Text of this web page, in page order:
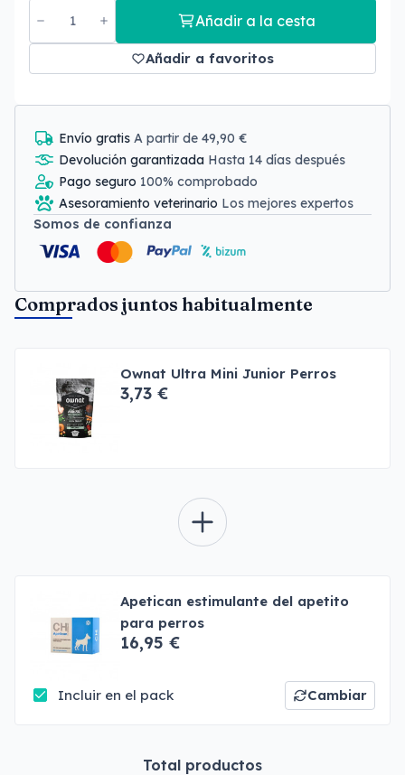
Añadir a la cesta
Añadir a favoritos
Envío gratis A partir de 49,90 €
Devolución garantizada Hasta 14 días después
Pago seguro 100% comprobado
Asesoramiento veterinario Los mejores expertos
Somos de confianza
Comprados juntos habitualmente
Ownat Ultra Mini Junior Perros
3,73 €
Apetican estimulante del apetito
para perros
16,95 €
Incluir en el pack Cambiar
Total productos